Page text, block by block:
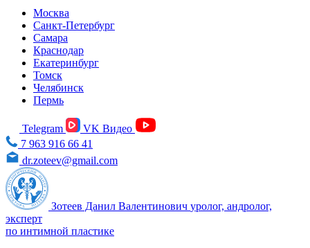
Москва
Санкт-Петербург
Самара
Краснодар
Екатеринбург
Томск
Челябинск
Пермь
Telegram
VK Видео
7 963 916 66 41
dr.zoteev@gmail.com
Зотеев Данил Валентинович уролог, андролог,
эксперт
по интимной пластике